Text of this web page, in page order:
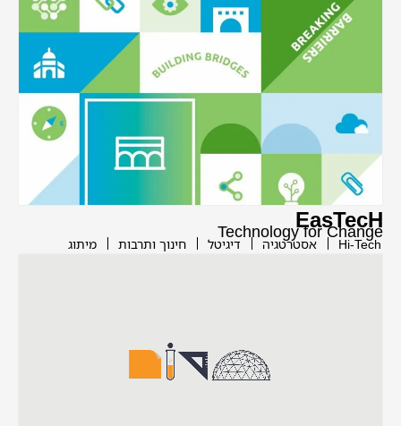
EasTecH
Technology for Change
Hi-Tech אסטרטגיה דיגיטל חינוך ותרבות מיתוג